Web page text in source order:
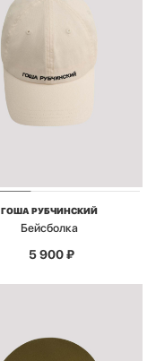
ГОША РУБЧИНСКИЙ
Бейсболка
5 900₽